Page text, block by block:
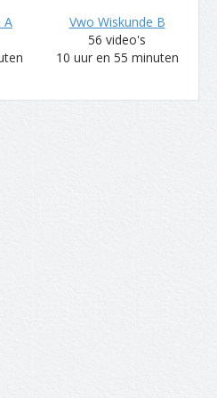
A
Vwo Wiskunde B
56 video's
10 uur en 55 minuten